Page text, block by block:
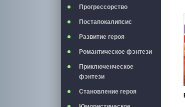
Прогрессорство
Постапокалипсис
Развитие героя
Романтическое фэнтези
Приключенческое
фэнтези
Становление героя